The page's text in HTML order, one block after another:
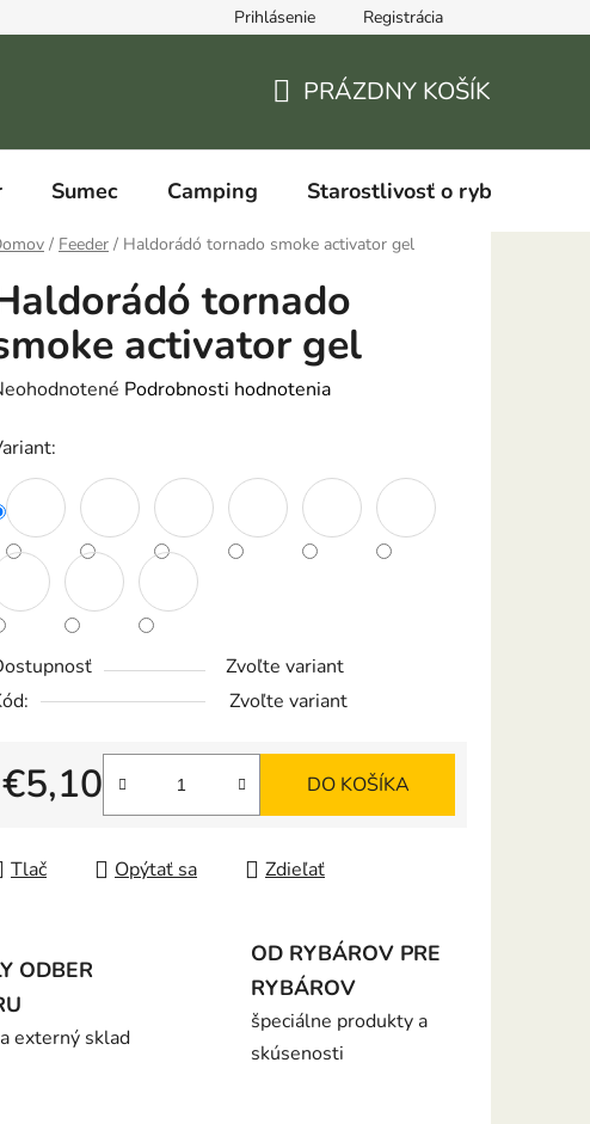
Prihlásenie Registrácia
KOŠÍK
PRÁZDNY KOŠÍK
Sumec Camping Starostlivosť o ryby
/ Feeder / Haldorádó tornado smoke activator gel
tornado
activator gel
Podrobnosti hodnotenia
Zvoľte variant
Zvoľte variant
€5,10
Jednotková cena:
DO KOŠÍKA
Tlač Opýtať sa Zdieľať
ODBER
externý sklad
OD RYBÁROV PRE
RYBÁROV
špeciálne produkty a
skúsenosti